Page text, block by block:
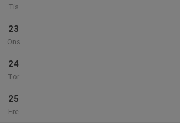
Tis
23
Ons
24
Tor
25
Fre